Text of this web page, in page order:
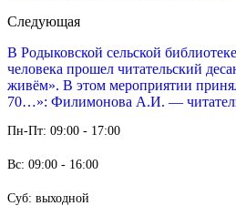
Следующая
В Родыковской сельской
человека прошел читательский
живём». В этом мероприятии
70…»: Филимонова А.И.​ —
Пн-Пт: 09:00 - 17:00
Вс: 09:00 - 16:00
Суб: выходной